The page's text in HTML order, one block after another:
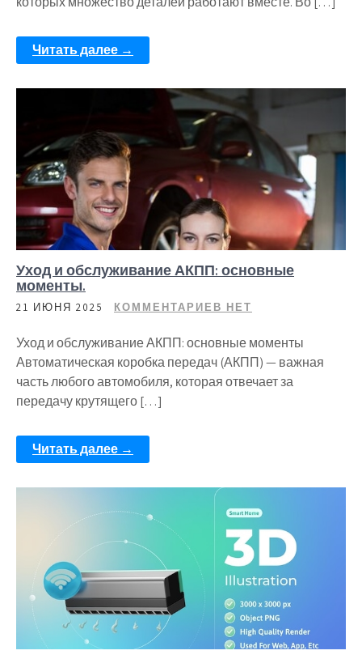
Читать далее →
Уход и обслуживание АКПП: основные
моменты.
21 ИЮНЯ 2025 КОММЕНТАРИЕВ НЕТ
Уход и обслуживание АКПП: основные моменты
Автоматическая коробка передач (АКПП) — важная
часть любого автомобиля, которая отвечает за
передачу крутящего […]
Читать далее →